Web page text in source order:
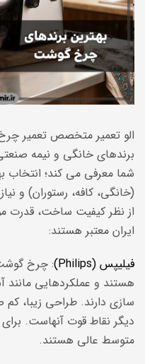
الو تعمیر متخصص تعمیر
برندهای خانگی و نیمه
شما معرفی می کند؛ انتخاب
(خانگی، کافه، رستوران) و
از نظر کیفیت ساخت، قدرت
ایران معتبر هستند:
فیلیپس (Philips)
: چرخ
هستند و عملکردهایی
سازی دارند. طراحی زیبا،
دیگر نقاط قوت آنهاست.
متوسط عالی هستند.